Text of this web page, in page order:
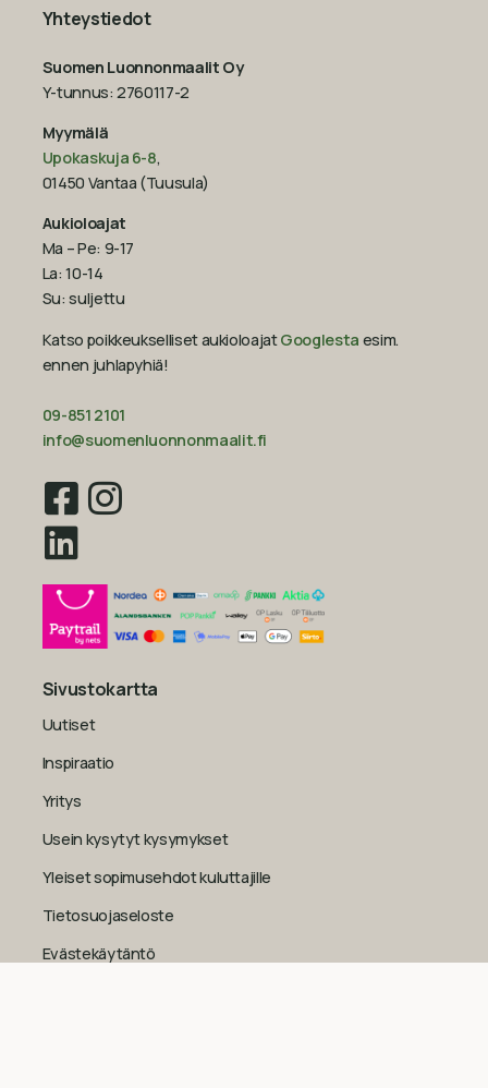
Yhteystiedot
Suomen Luonnonmaalit Oy
Y-tunnus: 2760117-2
Myymälä
Upokaskuja 6-8,
01450 Vantaa (Tuusula)
Aukioloajat
Ma – Pe: 9-17
La: 10-14
Su: suljettu
Katso poikkeukselliset aukioloajatGooglesta esim.
ennen juhlapyhiä!‍
09-851 2101
info@suomenluonnonmaalit.fi
Sivustokartta
Uutiset
Inspiraatio
Yritys
Usein kysytyt kysymykset
Yleiset sopimusehdot kuluttajille
Tietosuojaseloste
Evästekäytäntö